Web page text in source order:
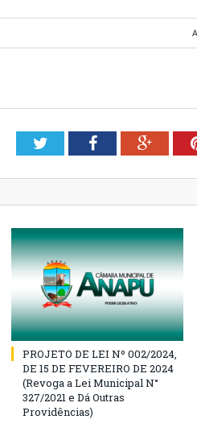
TwitterFacebook
PROJETO DE LEI Nº 002/2024,
DE 15 DE FEVEREIRO DE 2024
(Revoga a Lei Municipal N°
327/2021 e Dá Outras
Providências)